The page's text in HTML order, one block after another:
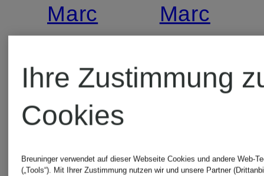
Zertifiziert
Marc
Pullover
64,99 €
Zertifiziert
Marc
Strickshirt
O'Polo
Ihre Zustimmung
Cookies
Breuninger verwendet auf dieser Webseite Cookies und andere Web-
(„Tools“). Mit Ihrer Zustimmung nutzen wir und unsere Partner